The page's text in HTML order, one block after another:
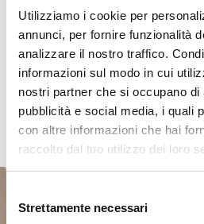
Utilizziamo i cookie per
annunci, per fornire funzionalità
analizzare il nostro traffico.
informazioni sul modo in cui
nostri partner che si occupano di
pubblicità e social media, i quali
con altre informazioni che hai
raccolto dal tuo utilizzo dei loro
delStrettamente necessari
nell’architettura del quadrante.